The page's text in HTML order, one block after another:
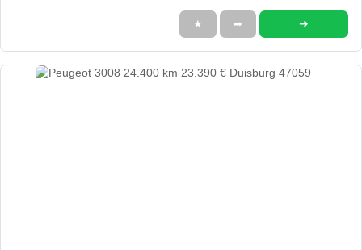
★ ➦ ➜